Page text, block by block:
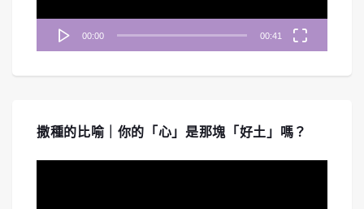
00:00 00:41
撒種的比喻｜你的「心」是那塊「好土」嗎？